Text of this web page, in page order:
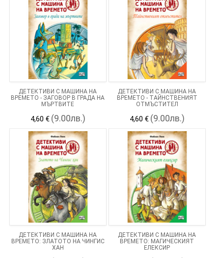
ДЕТЕКТИВИ С МАШИНА НА
ВРЕМЕТО - ЗАГОВОР В ГРАДА НА
МЪРТВИТЕ
4,60 € (9.00лв.)
ДЕТЕКТИВИ С МАШИНА НА
ВРЕМЕТО - ТАЙНСТВЕНИЯТ
ОТМЪСТИТЕЛ
4,60 € (9.00лв.)
ДЕТЕКТИВИ С МАШИНА НА
ВРЕМЕТО: ЗЛАТОТО НА ЧИНГИС
ХАН
ДЕТЕКТИВИ С МАШИНА НА
ВРЕМЕТО: МАГИЧЕСКИЯТ
ЕЛЕКСИР